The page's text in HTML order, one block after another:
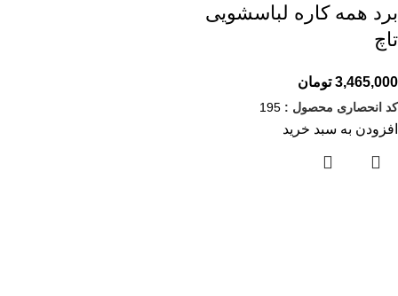
برد همه کاره لباسشویی
تاچ
3,465,000 تومان
کد انحصاری محصول : 195
افزودن به سبد خرید